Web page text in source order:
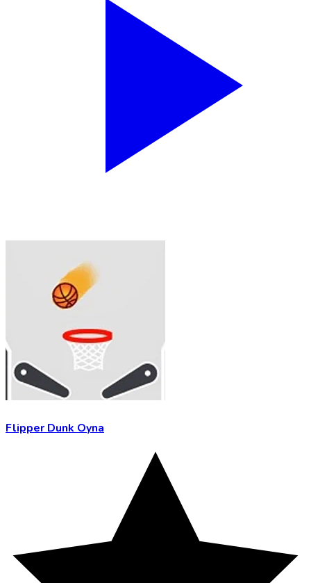
Flipper Dunk Oyna